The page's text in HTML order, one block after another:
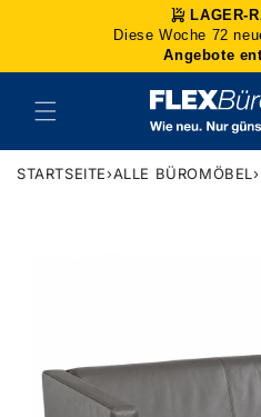
LAGER-
Diese Woche 72
Angebote
STARTSEITE›ALLE BÜROMÖBEL›